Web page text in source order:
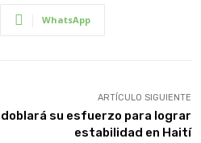
WhatsApp
ARTÍCULO SIGUIENTE
su esfuerzo para lograr
estabilidad en Haití